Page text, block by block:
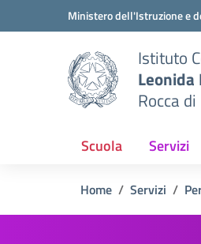
Vai ai contenuti
Vai al menu di navigazione
Ministero dell'Istruzione e
Istituto
Rocca
Scuola Servizi
Home Servizi